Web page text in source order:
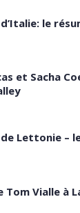
le
et Sacha
Lettonie –
Tom Vialle à